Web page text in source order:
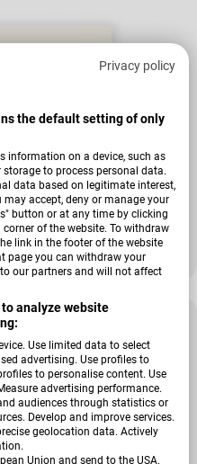
Privacy policy
the default setting of only
information on a device, such as
to process personal data.
data based on legitimate interest,
accept, deny or manage your
button or at any time by clicking
of the website. To withdraw
link in the footer of the website
page you can withdraw your
our partners and will not affect
analyze website
Use limited data to select
advertising. Use profiles to
to personalise content. Use
advertising performance.
audiences through statistics or
Develop and improve services.
geolocation data. Actively
Union and send to the USA.